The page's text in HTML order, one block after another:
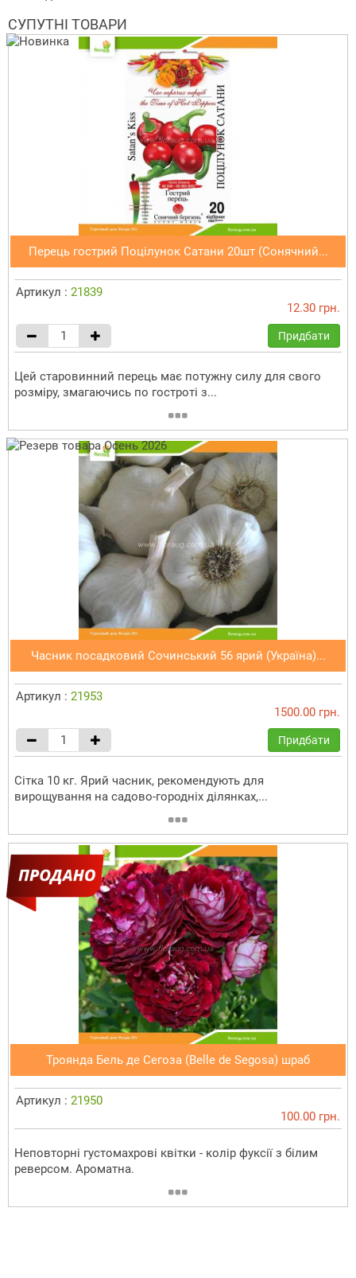
СУПУТНІ ТОВАРИ
Перець гострий Поцілунок Сатани 20шт (Сонячний...
Артикул : 21839
12.30 грн.
Придбати
Цей старовинний перець має потужну силу для свого
розміру, змагаючись по гостроті з...
Часник посадковий Сочинський 56 ярий (Україна)...
Артикул : 21953
1500.00 грн.
Придбати
Сітка 10 кг. Ярий часник, рекомендують для
вирощування на садово-городніх ділянках,...
Троянда Бель де Сегоза (Belle de Segosa) шраб
Артикул : 21950
100.00 грн.
Неповторні густомахрові квітки - колір фуксії з білим
реверсом. Ароматна.